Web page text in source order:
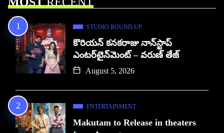
STUDIO ROUND UP
కొరియన్ కనకరాజు నాన్‌స్టాప్
ఎంటర్‌టైన్‌మెంట్ – వరుణ్ తేజ్
August 5, 2026
ENTERTAINMENT
Makutam to Release in theaters